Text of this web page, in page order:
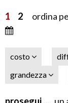
1 2 ordina
costo
grandezza